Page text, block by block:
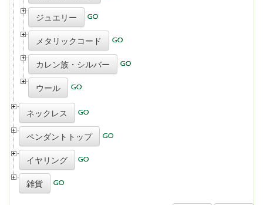
ジュエリー
メタリックコード
カレン族・シルバー
ウール
ネックレス
ペンダントトップ
イヤリング
雑貨